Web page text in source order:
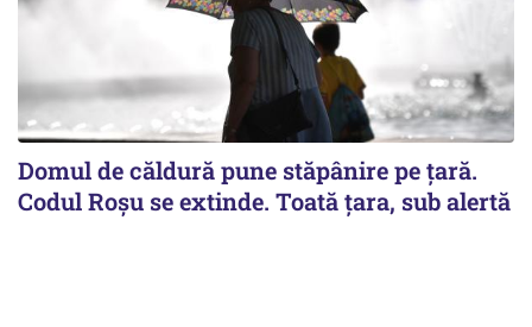
Domul de căldură pune stăpânire pe țară.
Codul Roșu se extinde. Toată țara, sub alertă